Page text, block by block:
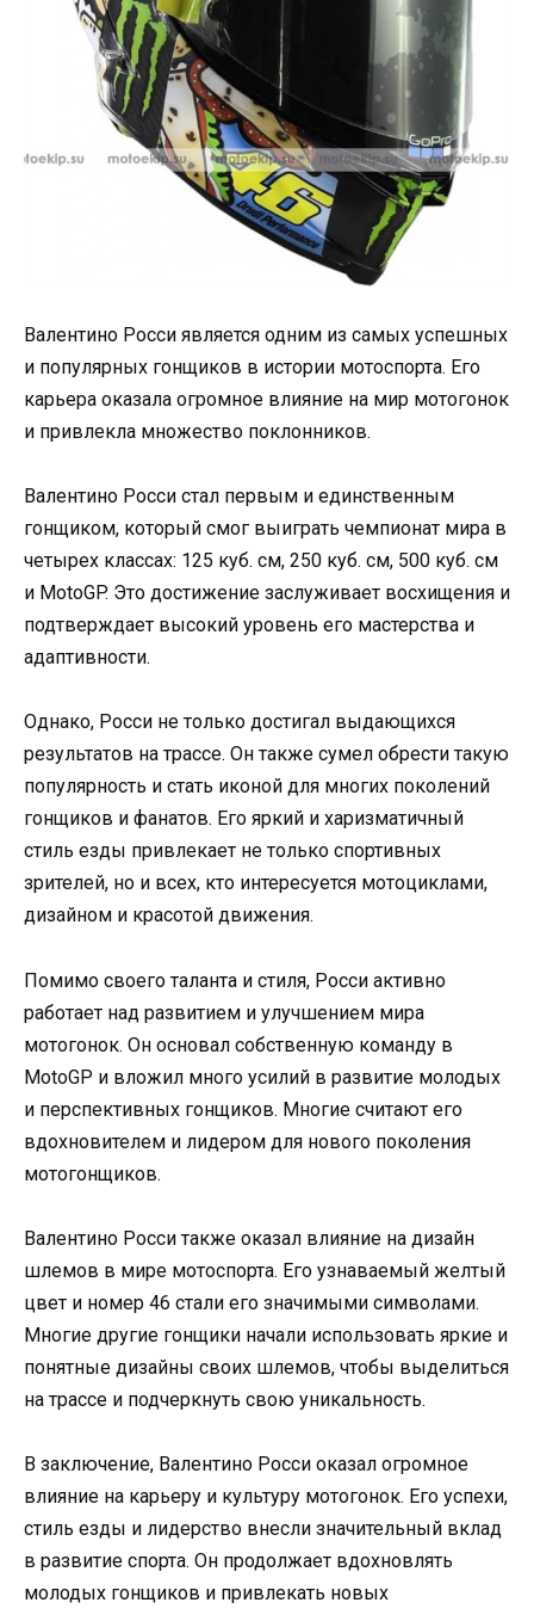
Валентино Росси является одним из самых успешных
и популярных гонщиков в истории мотоспорта. Его
карьера оказала огромное влияние на мир мотогонок
и привлекла множество поклонников.
Валентино Росси стал первым и единственным
гонщиком, который смог выиграть чемпионат мира в
четырех классах: 125 куб. см, 250 куб. см, 500 куб. см
и MotoGP. Это достижение заслуживает восхищения и
подтверждает высокий уровень его мастерства и
адаптивности.
Однако, Росси не только достигал выдающихся
результатов на трассе. Он также сумел обрести такую
популярность и стать иконой для многих поколений
гонщиков и фанатов. Его яркий и харизматичный
стиль езды привлекает не только спортивных
зрителей, но и всех, кто интересуется мотоциклами,
дизайном и красотой движения.
Помимо своего таланта и стиля, Росси активно
работает над развитием и улучшением мира
мотогонок. Он основал собственную команду в
MotoGP и вложил много усилий в развитие молодых
и перспективных гонщиков. Многие считают его
вдохновителем и лидером для нового поколения
мотогонщиков.
Валентино Росси также оказал влияние на дизайн
шлемов в мире мотоспорта. Его узнаваемый желтый
цвет и номер 46 стали его значимыми символами.
Многие другие гонщики начали использовать яркие и
понятные дизайны своих шлемов, чтобы выделиться
на трассе и подчеркнуть свою уникальность.
В заключение, Валентино Росси оказал огромное
влияние на карьеру и культуру мотогонок. Его успехи,
стиль езды и лидерство внесли значительный вклад
в развитие спорта. Он продолжает вдохновлять
молодых гонщиков и привлекать новых